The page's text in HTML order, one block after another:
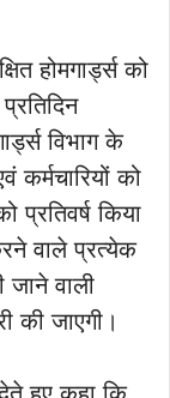
होमगार्ड्स को
विभाग के
कर्मचारियों को
प्रतिवर्ष किया
वाले प्रत्येक
जाने वाली
की जाएगी।